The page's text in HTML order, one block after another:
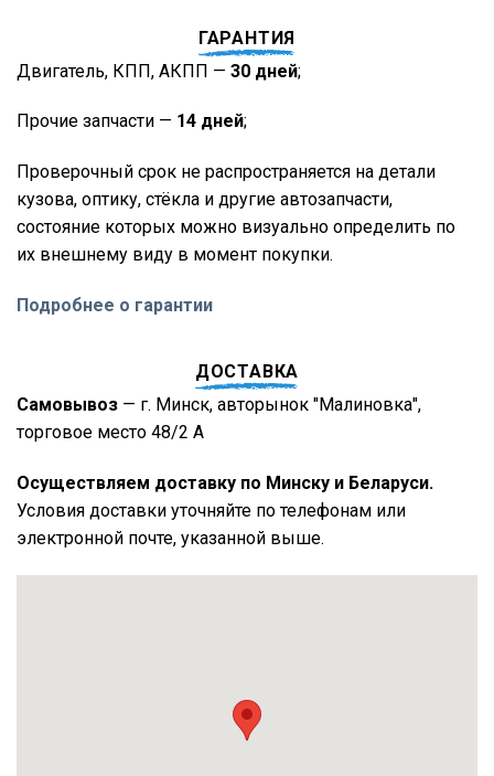
ГАРАНТИЯ
Двигатель, КПП, АКПП — 30 дней;
Прочие запчасти — 14 дней;
Проверочный срок не распространяется на детали
кузова, оптику, стёкла и другие автозапчасти,
состояние которых можно визуально определить по
их внешнему виду в момент покупки.
Подробнее о гарантии
ДОСТАВКА
Самовывоз — г. Минск, авторынок "Малиновка",
торговое место 48/2 А
Осуществляем доставку по Минску и Беларуси.
Условия доставки уточняйте по телефонам или
электронной почте, указанной выше.